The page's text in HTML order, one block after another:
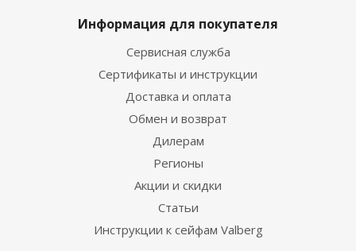
Информация для покупателя
Сервисная служба
Сертификаты и инструкции
Доставка и оплата
Обмен и возврат
Дилерам
Регионы
Акции и скидки
Статьи
Инструкции к сейфам Valberg